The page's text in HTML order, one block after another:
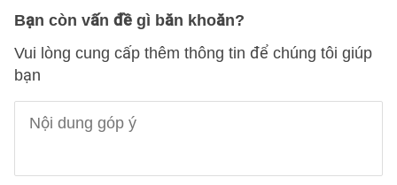
Bạn còn vấn đề gì băn khoăn?
Vui lòng cung cấp thêm thông tin để chúng tôi giúp
bạn